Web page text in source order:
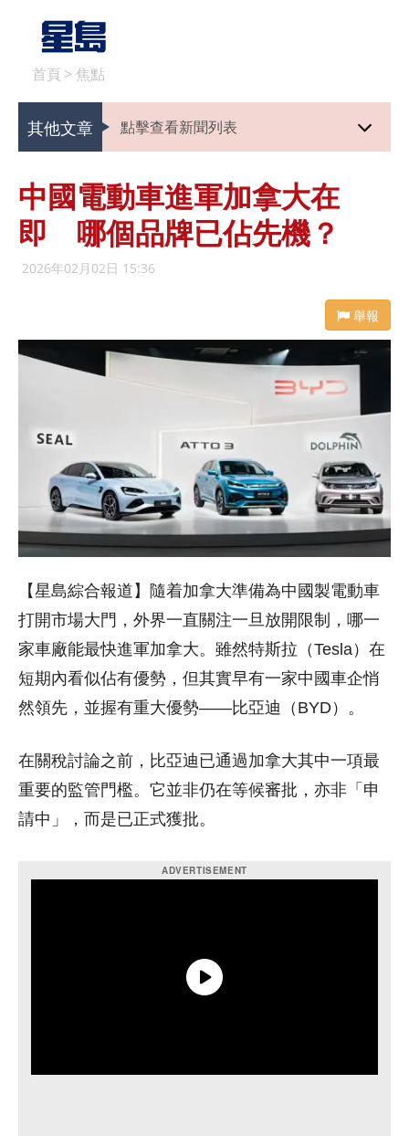
首頁 > 焦點
其他文章 點擊查看新聞列表
中國電動車進軍加拿大在
即 哪個品牌已佔先機？
2026年02月02日 15:36
舉報
【星島綜合報道】隨着加拿大準備為中國製電動車
打開市場大門，外界一直關注一旦放開限制，哪一
家車廠能最快進軍加拿大。雖然特斯拉（Tesla）在
短期內看似佔有優勢，但其實早有一家中國車企悄
然領先，並握有重大優勢——比亞迪（BYD）。
在關稅討論之前，比亞迪已通過加拿大其中一項最
重要的監管門檻。它並非仍在等候審批，亦非「申
請中」，而是已正式獲批。